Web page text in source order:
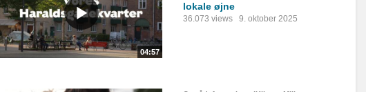
04:57
lokale øjne
36.073 views 9. oktober 2025